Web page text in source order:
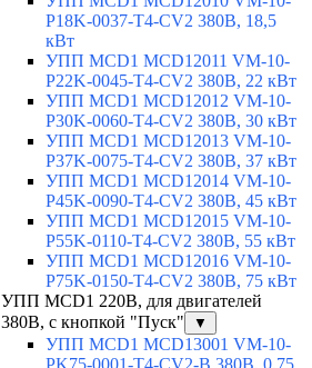
P18K-0037-T4-CV2 380В, 18,5
кВт
УПП MCD1 MCD12011 VM-10-
P22K-0045-T4-CV2 380В, 22 кВт
УПП MCD1 MCD12012 VM-10-
P30K-0060-T4-CV2 380В, 30 кВт
УПП MCD1 MCD12013 VM-10-
P37K-0075-T4-CV2 380В, 37 кВт
УПП MCD1 MCD12014 VM-10-
P45K-0090-T4-CV2 380В, 45 кВт
УПП MCD1 MCD12015 VM-10-
P55K-0110-T4-CV2 380В, 55 кВт
УПП MCD1 MCD12016 VM-10-
P75K-0150-T4-CV2 380В, 75 кВт
УПП MCD1 220В, для двигателей
380В, с кнопкой "Пуск"
▼
УПП MCD1 MCD13001 VM-10-
PK75-0001-T4-CV2-B 380В, 0,75